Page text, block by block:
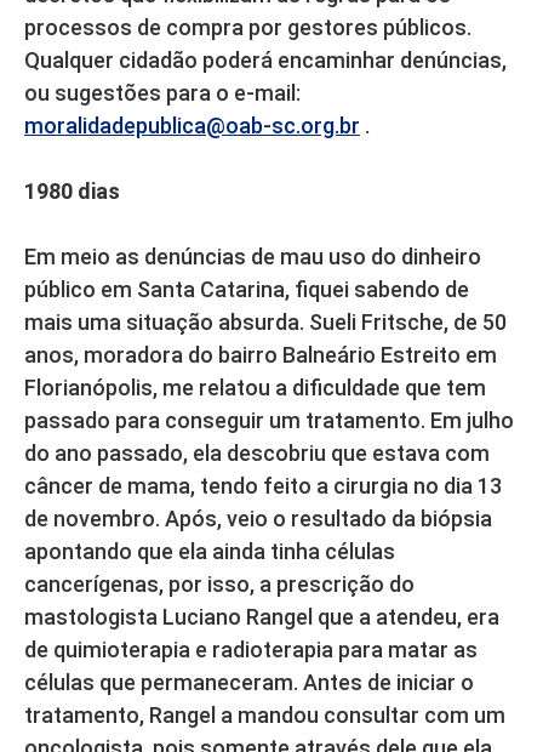
processos de compra por gestores públicos.
Qualquer cidadão poderá encaminhar denúncias,
ou sugestões para o e-mail:
moralidadepublica@oab-sc.org.br .
1980 dias
Em meio as denúncias de mau uso do dinheiro
público em Santa Catarina, fiquei sabendo de
mais uma situação absurda. Sueli Fritsche, de 50
anos, moradora do bairro Balneário Estreito em
Florianópolis, me relatou a dificuldade que tem
passado para conseguir um tratamento. Em julho
do ano passado, ela descobriu que estava com
câncer de mama, tendo feito a cirurgia no dia 13
de novembro. Após, veio o resultado da biópsia
apontando que ela ainda tinha células
cancerígenas, por isso, a prescrição do
mastologista Luciano Rangel que a atendeu, era
de quimioterapia e radioterapia para matar as
células que permaneceram. Antes de iniciar o
tratamento, Rangel a mandou consultar com um